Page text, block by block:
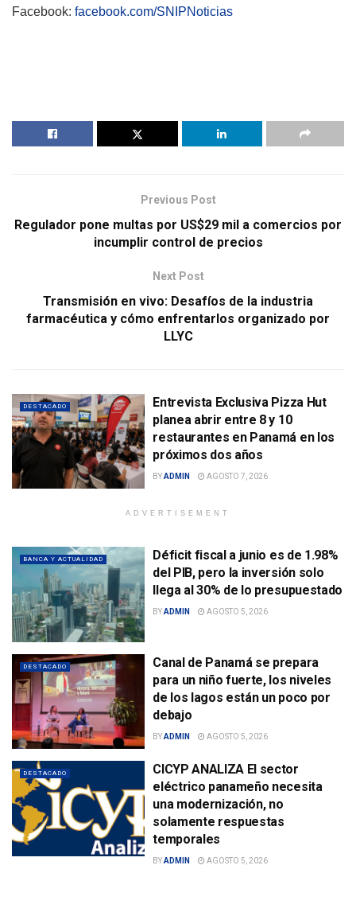
Facebook: facebook.com/SNIPNoticias
Previous Post
Regulador pone multas por US$29 mil a comercios por
incumplir control de precios
Next Post
Transmisión en vivo: Desafíos de la industria
farmacéutica y cómo enfrentarlos organizado por
LLYC
DESTACADO
Entrevista Exclusiva Pizza Hut
planea abrir entre 8 y 10
restaurantes en Panamá en los
próximos dos años
BYADMIN AGOSTO 7, 2026
ADVERTISEMENT
BANCA Y ACTUALIDAD
Déficit fiscal a junio es de 1.98%
del PIB, pero la inversión solo
llega al 30% de lo presupuestado
BYADMIN AGOSTO 5, 2026
DESTACADO
Canal de Panamá se prepara
para un niño fuerte, los niveles
de los lagos están un poco por
debajo
BYADMIN AGOSTO 5, 2026
DESTACADO
CICYP ANALIZA El sector
eléctrico panameño necesita
una modernización, no
solamente respuestas
temporales
BYADMIN AGOSTO 5, 2026